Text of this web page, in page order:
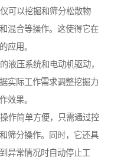
可以挖掘和筛分松散物
混合等操作。这使得它在
应用。
液压系统和电动机驱动，
实际工作需求调整挖掘力
效果。
作简单方便，只需通过控
筛分操作。同时，它还具
异常情况时自动停止工